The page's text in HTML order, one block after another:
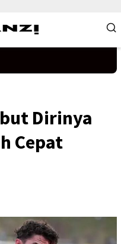
Dirinya
Cepat